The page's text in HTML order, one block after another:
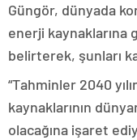
Güngör, dünyada
enerji kaynaklarına
belirterek, şunları
“Tahminler 2040
kaynaklarının
olacağına işaret